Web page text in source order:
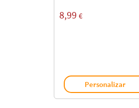
8,99 €
Personalizar